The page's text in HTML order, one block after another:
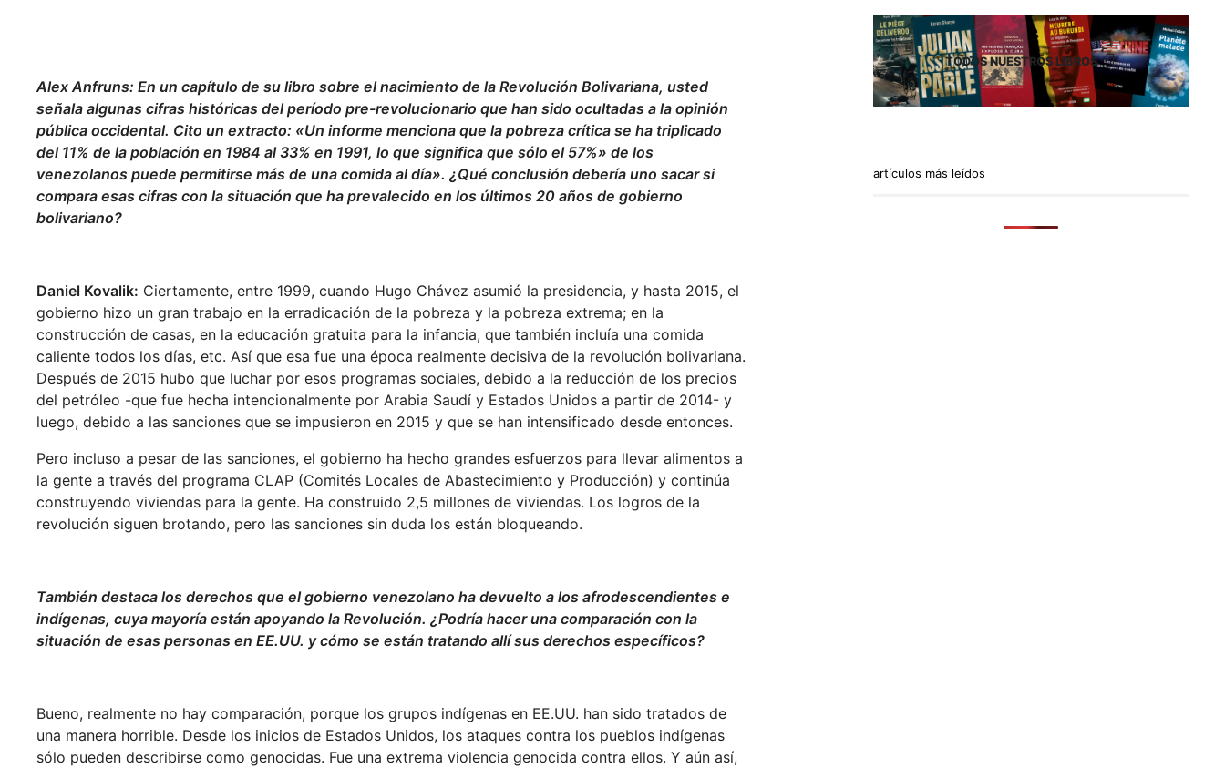
Alex Anfruns: En un capítulo de su libro sobre el nacimiento de la Revolución Bolivariana, usted
señala algunas cifras históricas del período pre-revolucionario que han sido ocultadas a la opinión
pública occidental. Cito un extracto: «Un informe menciona que la pobreza crítica se ha triplicado
del 11% de la población en 1984 al 33% en 1991, lo que significa que sólo el 57%» de los
venezolanos puede permitirse más de una comida al día». ¿Qué conclusión debería uno sacar si
compara esas cifras con la situación que ha prevalecido en los últimos 20 años de gobierno
bolivariano?
Daniel Kovalik: Ciertamente, entre 1999, cuando Hugo Chávez asumió la presidencia, y hasta 2015, el
gobierno hizo un gran trabajo en la erradicación de la pobreza y la pobreza extrema; en la
construcción de casas, en la educación gratuita para la infancia, que también incluía una comida
caliente todos los días, etc. Así que esa fue una época realmente decisiva de la revolución bolivariana.
Después de 2015 hubo que luchar por esos programas sociales, debido a la reducción de los precios
del petróleo -que fue hecha intencionalmente por Arabia Saudí y Estados Unidos a partir de 2014- y
luego, debido a las sanciones que se impusieron en 2015 y que se han intensificado desde entonces.
Pero incluso a pesar de las sanciones, el gobierno ha hecho grandes esfuerzos para llevar alimentos a
la gente a través del programa CLAP (Comités Locales de Abastecimiento y Producción) y continúa
construyendo viviendas para la gente. Ha construido 2,5 millones de viviendas. Los logros de la
revolución siguen brotando, pero las sanciones sin duda los están bloqueando.
También destaca los derechos que el gobierno venezolano ha devuelto a los afrodescendientes e
indígenas, cuya mayoría están apoyando la Revolución. ¿Podría hacer una comparación con la
situación de esas personas en EE.UU. y cómo se están tratando allí sus derechos específicos?
Bueno, realmente no hay comparación, porque los grupos indígenas en EE.UU. han sido tratados de
una manera horrible. Desde los inicios de Estados Unidos, los ataques contra los pueblos indígenas
sólo pueden describirse como genocidas. Fue una extrema violencia genocida contra ellos. Y aún así,
TODOS NUESTROS LIBROS
artículos más leídos